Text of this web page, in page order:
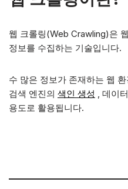
웹 크롤링(Web Crawling)은
정보를 수집하는 기술입니다.
수 많은 정보가 존재하는 웹
검색 엔진의 색인 생성 , 데이
용도로 활용됩니다.